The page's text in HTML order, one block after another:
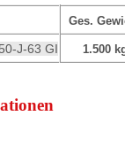
Ges.
J-63 GI 1.500